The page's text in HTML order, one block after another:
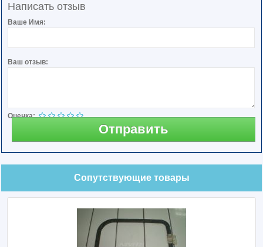
Написать отзыв
Ваше Имя:
Ваш отзыв:
Оценка:
Отправить
Сопутствующие товары